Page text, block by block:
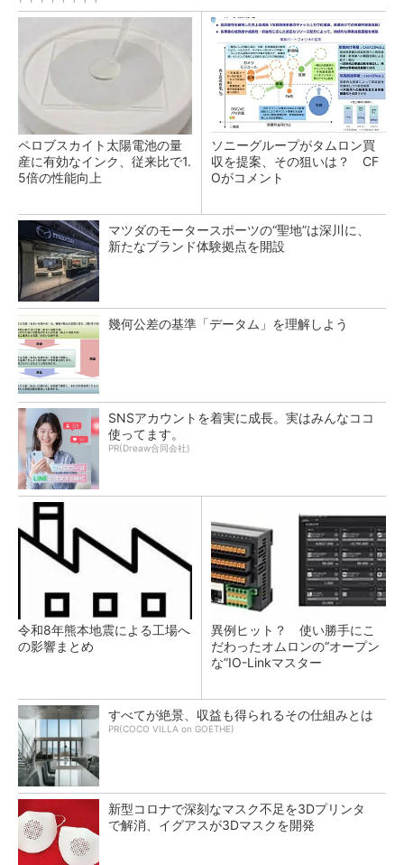
ペロブスカイト太陽電池の量
産に有効なインク、従来比で1.
5倍の性能向上
ソニーグループがタムロン買
収を提案、その狙いは？ CF
Oがコメント
マツダのモータースポーツの“聖地”は深川に、
新たなブランド体験拠点を開設
幾何公差の基準「データム」を理解しよう
SNSアカウントを着実に成長。実はみんなココ
使ってます。
PR(Dreaw合同会社)
令和8年熊本地震による工場へ
の影響まとめ
異例ヒット？ 使い勝手にこ
だわったオムロンの“オープン
な”IO-Linkマスター
すべてが絶景、収益も得られるその仕組みとは
PR(COCO VILLA on GOETHE)
新型コロナで深刻なマスク不足を3Dプリンタ
で解消、イグアスが3Dマスクを開発